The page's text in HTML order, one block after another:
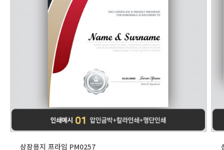
상장용지 프라임 PM0257